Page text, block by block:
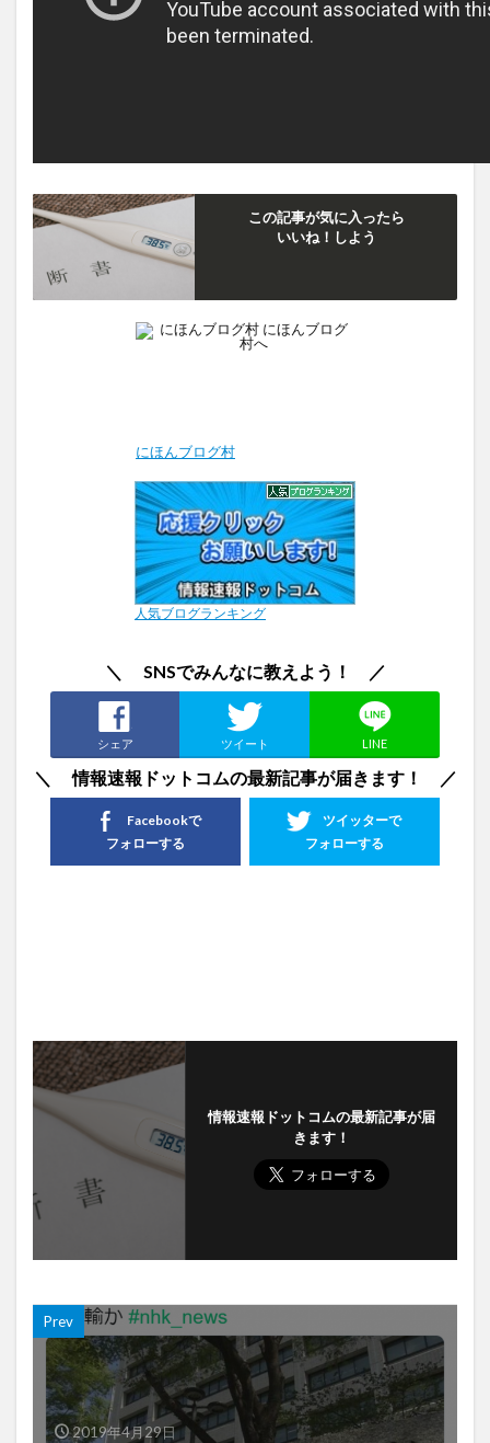
この記事が気に入ったら
いいね！しよう
にほんブログ村
人気ブログランキング
＼ SNSでみんなに教えよう！ ／
シェア ツイート LINE
＼ 情報速報ドットコムの最新記事が届きます！ ／
ツイッターで
フォローする
Facebookで
フォローする
情報速報ドットコムの最新記事が届
きます！
Prev
2019年4月29日